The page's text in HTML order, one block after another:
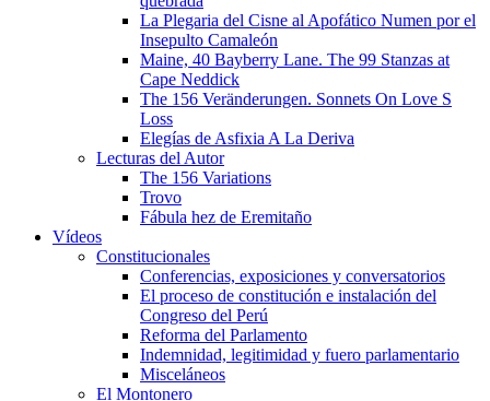
La Plegaria del Cisne al Apofático Numen por el
Insepulto Camaleón
Maine, 40 Bayberry Lane. The 99 Stanzas at
Cape Neddick
The 156 Veränderungen. Sonnets On Love S
Loss
Elegías de Asfixia A La Deriva
Lecturas del Autor
The 156 Variations
Trovo
Fábula hez de Eremitaño
Vídeos
Constitucionales
Conferencias, exposiciones y conversatorios
El proceso de constitución e instalación del
Congreso del Perú
Reforma del Parlamento
Indemnidad, legitimidad y fuero parlamentario
Misceláneos
El Montonero